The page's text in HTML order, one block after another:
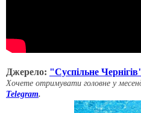
Джерело: "Суспільне
Хочете отримувати головне у
Telegram.